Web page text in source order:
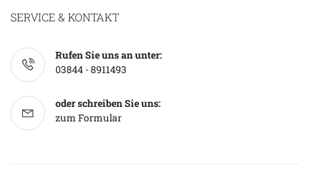
SERVICE & KONTAKT
Rufen Sie uns an unter:
03844 - 8911493
oder schreiben Sie uns:
zum Formular